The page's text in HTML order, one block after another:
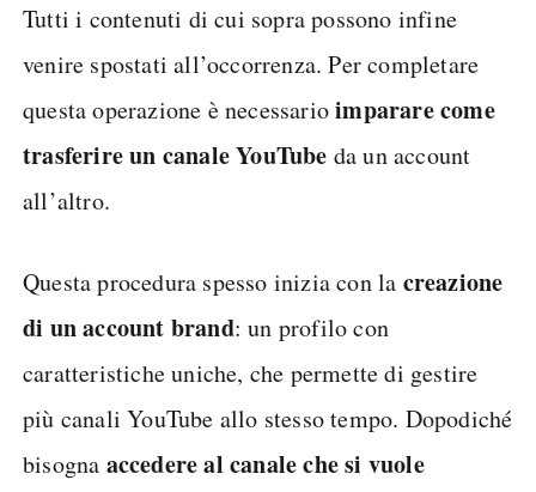
Tutti i contenuti di cui sopra possono infine
venire spostati all’occorrenza. Per completare
questa operazione è necessarioimparare come
trasferire un canale YouTube da un account
all’altro.
Questa procedura spesso inizia con la creazione
di un account brand: un profilo con
caratteristiche uniche, che permette di gestire
più canali YouTube allo stesso tempo. Dopodiché
bisogna accedere al canale che si vuole